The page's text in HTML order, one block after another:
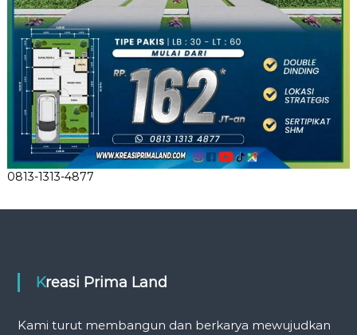
0813-1313-4877
Kreasi Prima Land
Kami turut membangun dan berkarya mewujudkan